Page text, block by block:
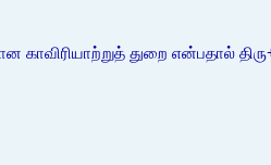
காவிரியாற்றுத் துறை என்பதால்